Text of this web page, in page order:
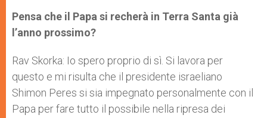
Pensa che il Papa si recherà in Terra Santa già
l’anno prossimo?
Rav Skorka: Io spero proprio di sì. Si lavora per
questo e mi risulta che il presidente israeliano
Shimon Peres si sia impegnato personalmente con il
Papa per fare tutto il possibile nella ripresa dei